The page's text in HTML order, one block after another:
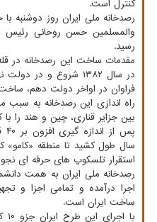
کنترل است.
رصدخانه ملی ایران روز دوشنبه
والمسلمین حسن روحانی رئیس
رسید.
مقدمات ساخت این رصدخانه در
در سال ۱۳۸۲ شروع و
فراوان در اواخر دولت دهم،
راه اندازی این رصدخانه به سبب
بین جزایر قناری، چین و هند را
سال طول کشید تا منطقه «کامو»
استقرار تلسکوپ های حرفه ای
رصدخانه ملی ایران به همت
اجرا درآمده و تمامی اجزا و
ساخت ایران است.